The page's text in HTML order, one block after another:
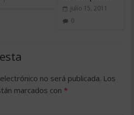
julio 15, 2011
0
no será publicada. Los
marcados con *